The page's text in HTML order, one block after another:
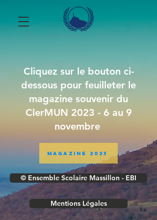
Cliquez sur le bouton ci-
dessous pour feuilleter le
magazine souvenir du
ClerMUN 2023 - 6 au 9
novembre
Magazine 2023
© Ensemble Scolaire Massillon - EBI
Mentions Légales